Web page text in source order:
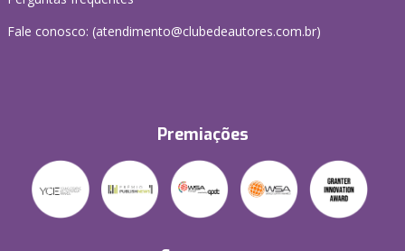
Fale conosco: (atendimento@clubedeautores.com.br)
Premiações